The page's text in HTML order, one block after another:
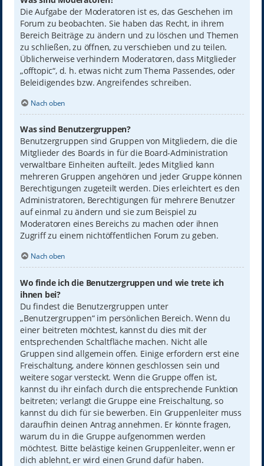
Die Aufgabe der Moderatoren ist es, das Geschehen im
Forum zu beobachten. Sie haben das Recht, in ihrem
Bereich Beiträge zu ändern und zu löschen und Themen
zu schließen, zu öffnen, zu verschieben und zu teilen.
Üblicherweise verhindern Moderatoren, dass Mitglieder
„offtopic“, d. h. etwas nicht zum Thema Passendes, oder
Beleidigendes bzw. Angreifendes schreiben.
Nach oben
Was sind Benutzergruppen?
Benutzergruppen sind Gruppen von Mitgliedern, die die
Mitglieder des Boards in für die Board-Administration
verwaltbare Einheiten aufteilt. Jedes Mitglied kann
mehreren Gruppen angehören und jeder Gruppe können
Berechtigungen zugeteilt werden. Dies erleichtert es den
Administratoren, Berechtigungen für mehrere Benutzer
auf einmal zu ändern und sie zum Beispiel zu
Moderatoren eines Bereichs zu machen oder ihnen
Zugriff zu einem nichtöffentlichen Forum zu geben.
Nach oben
Wo finde ich die Benutzergruppen und wie trete ich
ihnen bei?
Du findest die Benutzergruppen unter
„Benutzergruppen“ im persönlichen Bereich. Wenn du
einer beitreten möchtest, kannst du dies mit der
entsprechenden Schaltfläche machen. Nicht alle
Gruppen sind allgemein offen. Einige erfordern erst eine
Freischaltung, andere können geschlossen sein und
weitere sogar versteckt. Wenn die Gruppe offen ist,
kannst du ihr einfach durch die entsprechende Funktion
beitreten; verlangt die Gruppe eine Freischaltung, so
kannst du dich für sie bewerben. Ein Gruppenleiter muss
daraufhin deinen Antrag annehmen. Er könnte fragen,
warum du in die Gruppe aufgenommen werden
möchtest. Bitte belästige keinen Gruppenleiter, wenn er
dich ablehnt, er wird einen Grund dafür haben.